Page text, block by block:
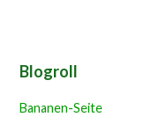
Blogroll
Bananen-Seite